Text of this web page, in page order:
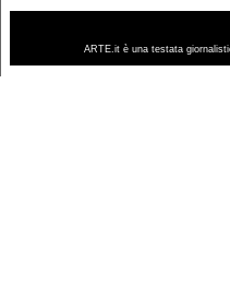
ARTE.it è una testata